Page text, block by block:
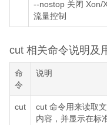
--nostop 关闭 Xon/
流量控制
cut 相关命令说明及
命
令
说明
cut
cut 命令用来读取
内容，并显示在标